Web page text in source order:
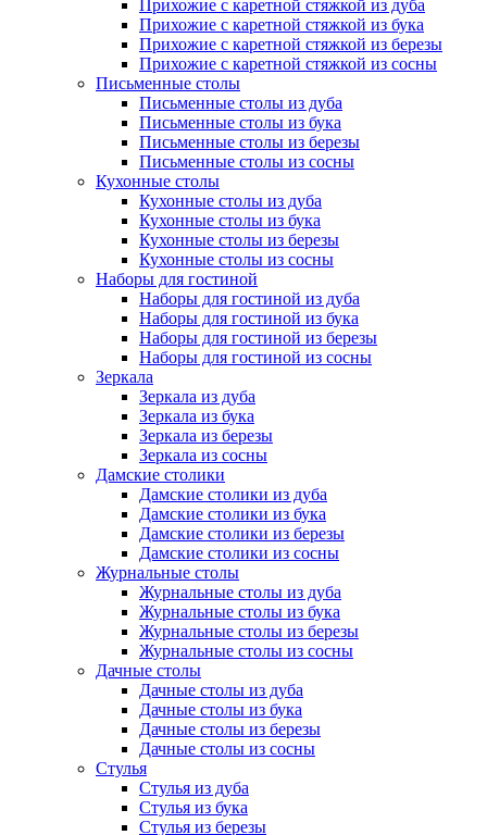
Прихожие с каретной стяжкой из дуба
Прихожие с каретной стяжкой из бука
Прихожие с каретной стяжкой из березы
Прихожие с каретной стяжкой из сосны
Письменные столы
Письменные столы из дуба
Письменные столы из бука
Письменные столы из березы
Письменные столы из сосны
Кухонные столы
Кухонные столы из дуба
Кухонные столы из бука
Кухонные столы из березы
Кухонные столы из сосны
Наборы для гостиной
Наборы для гостиной из дуба
Наборы для гостиной из бука
Наборы для гостиной из березы
Наборы для гостиной из сосны
Зеркала
Зеркала из дуба
Зеркала из бука
Зеркала из березы
Зеркала из сосны
Дамские столики
Дамские столики из дуба
Дамские столики из бука
Дамские столики из березы
Дамские столики из сосны
Журнальные столы
Журнальные столы из дуба
Журнальные столы из бука
Журнальные столы из березы
Журнальные столы из сосны
Дачные столы
Дачные столы из дуба
Дачные столы из бука
Дачные столы из березы
Дачные столы из сосны
Стулья
Стулья из дуба
Стулья из бука
Стулья из березы